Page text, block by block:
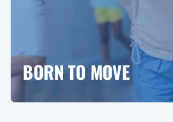
BORN TO MOVE